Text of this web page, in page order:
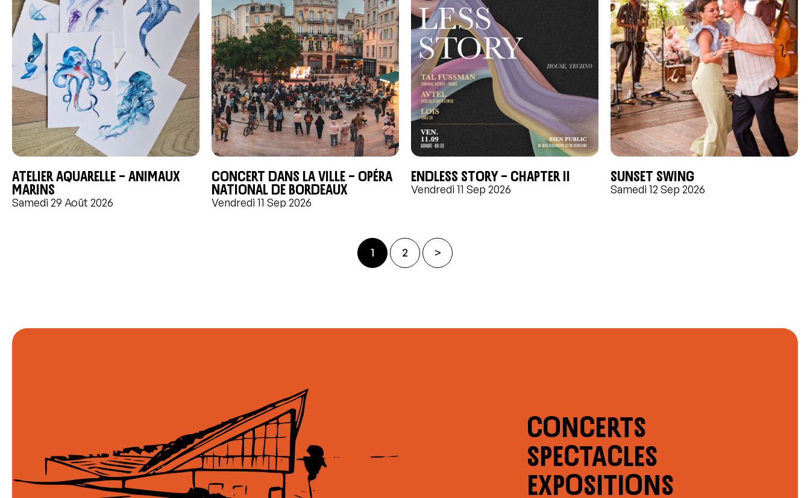
Atelier aquarelle – Animaux
marins
Samedi 29 Août 2026
Concert dans la ville – Opéra
National de Bordeaux
Vendredi 11 Sep 2026
ENDLESS STORY – CHAPTER II
Vendredi 11 Sep 2026
Sunset swing
Samedi 12 Sep 2026
1 2 >
Concerts
Spectacles
Expositions